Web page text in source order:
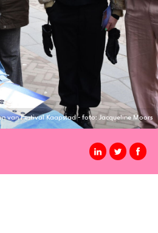
van Festival Kaapstad - foto: Jacqueline Moors